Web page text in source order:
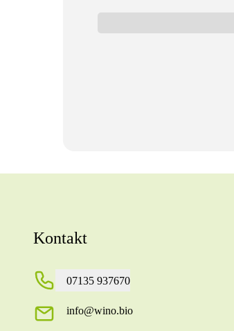
Kontakt
07135 937670
info@wino.bio